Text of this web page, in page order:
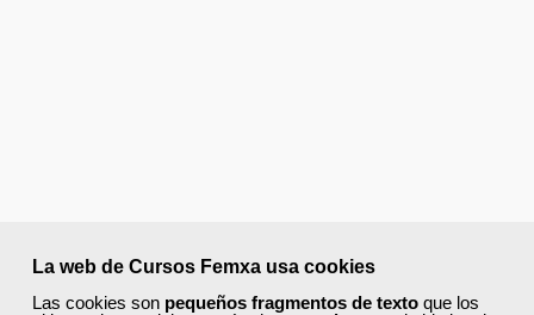
La web de Cursos Femxa usa cookies
Las cookies son pequeños fragmentos de texto que los